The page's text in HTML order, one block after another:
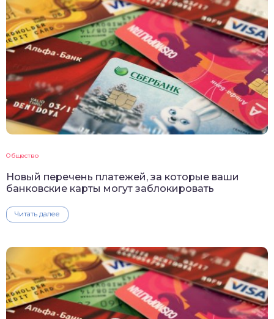
Общество
Новый перечень платежей, за которые ваши
банковские карты могут заблокировать
Читать далее